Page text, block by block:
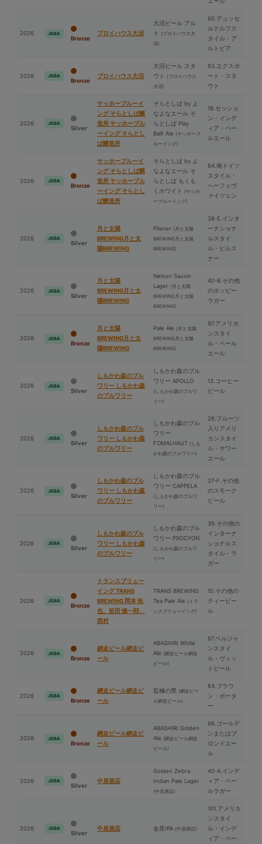
2026 JGBA
Bronze
ブロイハウス⼤沼
⼤沼ビール アル
ト (ブロイハウス⼤
沼)
60.デュッセ
ルドルフス
タイル・ア
ルトビア
2026 JGBA
Bronze
ブロイハウス⼤沼
⼤沼ビール スタ
ウト (ブロイハウス
⼤沼)
93.エクスポ
ート・スタ
ウト
2026 JGBA
Silver
ヤッホーブルーイ
ング そらとしば醸
造所 ヤッホーブル
ーイング そらとし
ば醸造所
そらとしば by よ
なよなエール そ
らとしば Play
Ball! Ale (ヤッホーブ
ルーイング)
18.セッショ
ン・インデ
ィア・ペー
ルエール
2026 JGBA
Bronze
ヤッホーブルーイ
ング そらとしば醸
造所 ヤッホーブル
ーイング そらとし
ば醸造所
そらとしば by よ
なよなエール そ
らとしば もくも
くホワイト (ヤッホ
ーブルーイング)
64.南ドイツ
スタイル・
ヘーフェヴ
ァイツェン
2026 JGBA
Silver
⽉と太陽
BREWING⽉と太
陽BREWING
Pilsner (⽉と太陽
BREWING⽉と太陽
BREWING)
38-E.インタ
ーナショナ
ルスタイ
ル・ピルス
ナー
2026 JGBA
Silver
⽉と太陽
BREWING⽉と太
陽BREWING
Nelson Sauvin
Lager (⽉と太陽
BREWING⽉と太陽
BREWING)
40-B.その他
のホッピー
ラガー
2026 JGBA
Bronze
⽉と太陽
BREWING⽉と太
陽BREWING
Pale Ale (⽉と太陽
BREWING⽉と太陽
BREWING)
97.アメリカ
ンスタイ
ル・ペール
エール
2026 JGBA
Silver
しもかわ森のブル
ワリー しもかわ森
のブルワリー
しもかわ森のブル
ワリー APOLLO
(しもかわ森のブルワ
リー)
13.コーヒー
ビール
2026 JGBA
Silver
しもかわ森のブル
ワリー しもかわ森
のブルワリー
しもかわ森のブル
ワリー
FOMALHAUT (しも
かわ森のブルワリー)
28.フルーツ
入りアメリ
カンスタイ
ル・サワー
エール
2026 JGBA
Silver
しもかわ森のブル
ワリー しもかわ森
のブルワリー
しもかわ森のブル
ワリー CAPPELA
(しもかわ森のブルワ
リー)
37-F.その他
のスモーク
ビール
2026 JGBA
Silver
しもかわ森のブル
ワリー しもかわ森
のブルワリー
しもかわ森のブル
ワリー PROCYON
(しもかわ森のブルワ
リー)
39.その他の
インターナ
ショナルス
タイル・ラ
ガー
2026 JGBA
Bronze
トランスブリュー
イング TRANS
BREWING 岡本 拓
也、前⽥ 慎一郎、
⻄村
TRANS BREWING
Tea Pale Ale (トラ
ンスブリューイング)
10.その他の
ティービー
ル
2026 JGBA
Bronze
網走ビール網走ビ
ール
ABASHIRI White
Ale (網走ビール網走
ビール)
67.ベルジャ
ンスタイ
ル・ヴィッ
トビール
2026 JGBA
Bronze
網走ビール網走ビ
ール
監極の⿊ (網走ビー
ル網走ビール)
84.ブラウ
ン・ポータ
ー
2026 JGBA
Bronze
網走ビール網走ビ
ール
ABASHIRI Golden
Ale (網走ビール網走
ビール)
96.ゴールデ
ンまたはブ
ロンドエー
ル
2026 JGBA
Silver
中居酒店
Golden Zebra
Indian Pale Lager
(中居酒店)
40-A.インデ
ィア・ペー
ルラガー
2026 JGBA
Silver
中居酒店 ⾦星IPA (中居酒店)
101.アメリカ
ンスタイ
ル・インデ
ィア・ペー